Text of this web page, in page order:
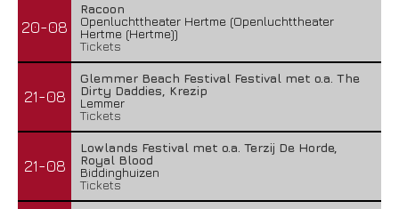
20-08
Racoon
Openluchttheater Hertme (Openluchttheater
Hertme (Hertme))
Tickets
21-08
Glemmer Beach Festival Festival met o.a. The
Dirty Daddies, Krezip
Lemmer
Tickets
21-08
Lowlands Festival met o.a. Terzij De Horde,
Royal Blood
Biddinghuizen
Tickets